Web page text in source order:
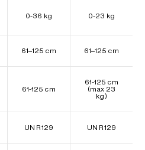
0-36 kg 0-23 kg
61–125 cm 61–125 cm
61-125 cm
61-125 cm
(max 23
kg)
UN R129 UN R129